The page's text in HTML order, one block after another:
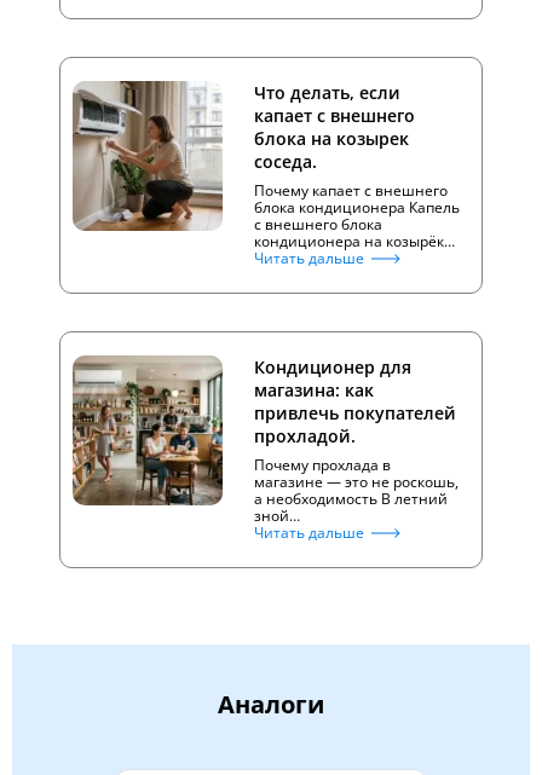
Что делать, если
капает с внешнего
блока на козырек
соседа.
Почему капает с внешнего
блока кондиционера Капель
с внешнего блока
кондиционера на козырёк…
Читать дальше
Кондиционер для
магазина: как
привлечь покупателей
прохладой.
Почему прохлада в
магазине — это не роскошь,
а необходимость В летний
зной…
Читать дальше
Аналоги